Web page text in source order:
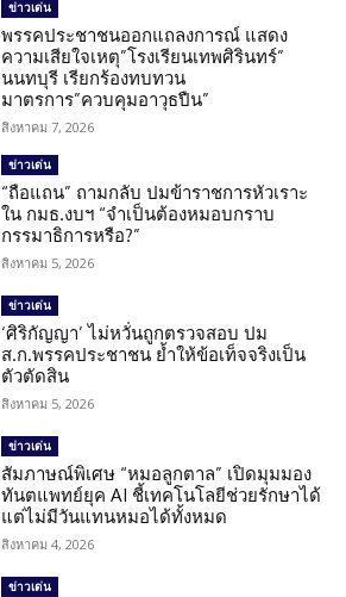
ข่าวเด่น
พรรคประชาชนออกแถลงการณ์ แสดง
ความเสียใจเหตุ”โรงเรียนเทพศิรินทร์”
นนทบุรี เรียกร้องทบทวน
มาตรการ”ควบคุมอาวุธปืน”
สิงหาคม 7, 2026
ข่าวเด่น
“ถือแถน” ถามกลับ ปมข้าราชการหัวเราะ
ใน กมธ.งบฯ “จำเป็นต้องหมอบกราบ
กรรมาธิการหรือ?”
สิงหาคม 5, 2026
ข่าวเด่น
‘ศิริกัญญา’ ไม่หวั่นถูกตรวจสอบ ปม
ส.ก.พรรคประชาชน ย้ำให้ข้อเท็จจริงเป็น
ตัวตัดสิน
สิงหาคม 5, 2026
ข่าวเด่น
สัมภาษณ์พิเศษ “หมอลูกตาล” เปิดมุมมอง
ทันตแพทย์ยุค AI ชี้เทคโนโลยีช่วยรักษาได้
แต่ไม่มีวันแทนหมอได้ทั้งหมด
สิงหาคม 4, 2026
ข่าวเด่น